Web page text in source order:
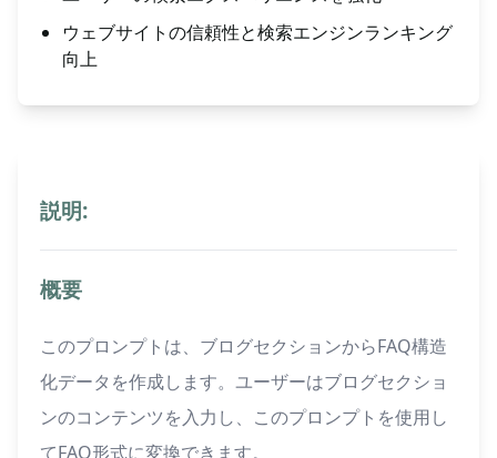
ウェブサイトの信頼性と検索エンジンランキング
向上
説明:
概要
このプロンプトは、ブログセクションからFAQ構造
化データを作成します。ユーザーはブログセクショ
ンのコンテンツを入力し、このプロンプトを使用し
てFAQ形式に変換できます。